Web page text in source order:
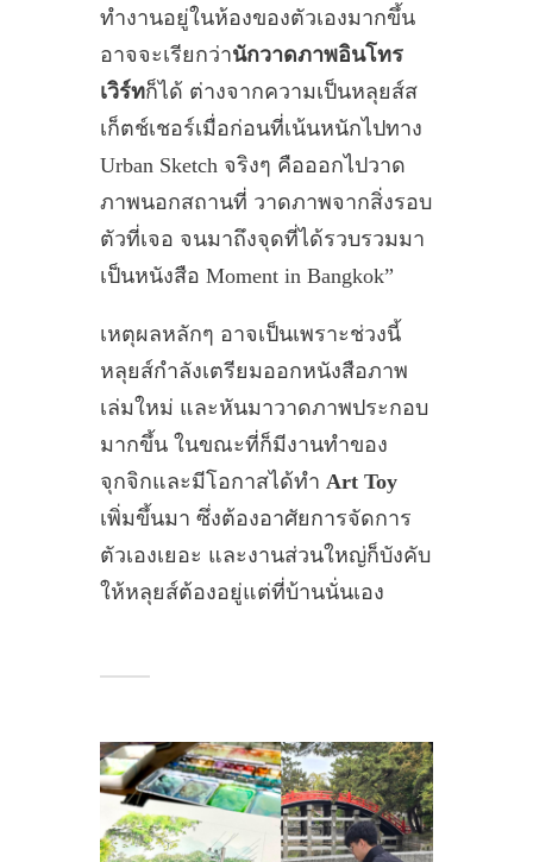
ทำงานอยู่ในห้องของตัวเองมากขึ้น
อาจจะเรียกว่านักวาดภาพอินโทร
เวิร์ทก็ได้ ต่างจากความเป็นหลุยส์ส
เก็ตช์เชอร์เมื่อก่อนที่เน้นหนักไปทาง
Urban Sketch จริงๆ คือออกไปวาด
ภาพนอกสถานที่ วาดภาพจากสิ่งรอบ
ตัวที่เจอ จนมาถึงจุดที่ได้รวบรวมมา
เป็นหนังสือ Moment in Bangkok”
เหตุผลหลักๆ อาจเป็นเพราะช่วงนี้
หลุยส์กำลังเตรียมออกหนังสือภาพ
เล่มใหม่ และหันมาวาดภาพประกอบ
มากขึ้น ในขณะที่ก็มีงานทำของ
จุกจิกและมีโอกาสได้ทำ Art Toy
เพิ่มขึ้นมา ซึ่งต้องอาศัยการจัดการ
ตัวเองเยอะ และงานส่วนใหญ่ก็บังคับ
ให้หลุยส์ต้องอยู่แต่ที่บ้านนั่นเอง